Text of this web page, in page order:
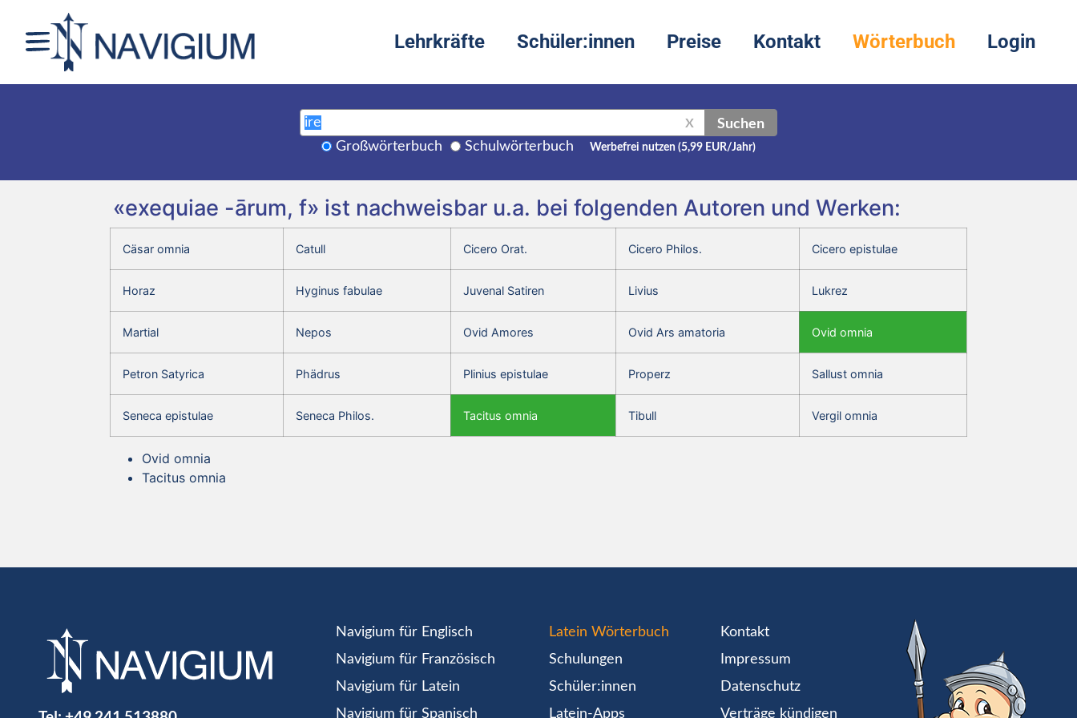
Lehrkräfte Schüler:innen Preise Kontakt Wörterbuch Login
X Suchen
Großwörterbuch Schulwörterbuch Werbefrei nutzen (5,99 EUR/Jahr)
«exequiae -ārum, f» ist nachweisbar u.a. bei folgenden Autoren und Werken:
Cäsar omnia Catull Cicero Orat. Cicero Philos. Cicero epistulae
Horaz Hyginus fabulae Juvenal Satiren Livius Lukrez
Martial Nepos Ovid Amores Ovid Ars amatoria Ovid omnia
Petron Satyrica Phädrus Plinius epistulae Properz Sallust omnia
Seneca epistulae Seneca Philos. Tacitus omnia Tibull Vergil omnia
Ovid omnia
Tacitus omnia
Navigium für Englisch
Navigium für Französisch
Navigium für Latein
Navigium für Spanisch
Latein Wörterbuch
Schulungen
Schüler:innen
Latein-Apps
Kontakt
Impressum
Datenschutz
Verträge kündigen